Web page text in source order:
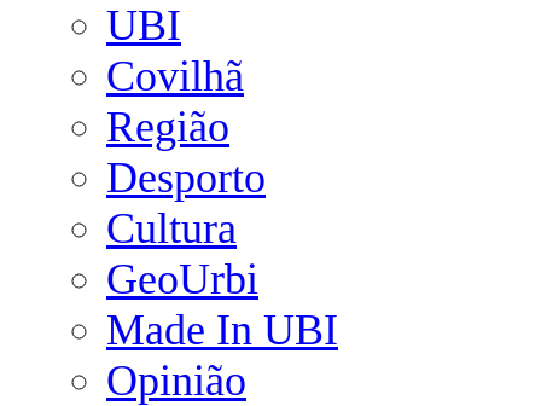
UBI
Covilhã
Região
Desporto
Cultura
GeoUrbi
Made In UBI
Opinião